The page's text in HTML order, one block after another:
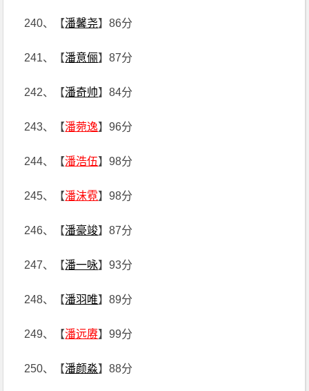
240、【潘馨尧】86分
241、【潘意俪】87分
242、【潘奇帅】84分
243、【潘菀逸】96分
244、【潘浩伍】98分
245、【潘沫霓】98分
246、【潘豪竣】87分
247、【潘一咏】93分
248、【潘羽唯】89分
249、【潘远赓】99分
250、【潘颜淼】88分